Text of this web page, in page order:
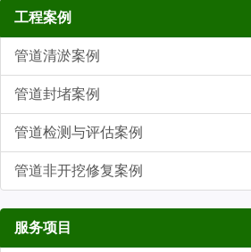
工程案例
管道清淤案例
管道封堵案例
管道检测与评估案例
管道非开挖修复案例
服务项目